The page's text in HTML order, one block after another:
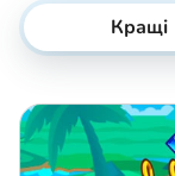
Кращі